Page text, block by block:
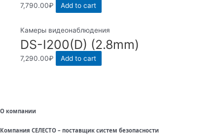
7,790.00₽ Add to cart
Камеры видеонаблюдения
DS-I200(D) (2.8mm)
7,290.00₽ Add to cart
О компании
Компания СЕЛЕСТО – поставщик систем безопасности